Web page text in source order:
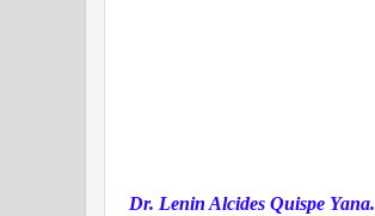
Dr. Lenin Alcides Quispe Yana.